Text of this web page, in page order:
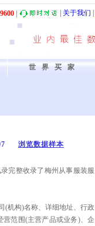
关于我们
9600
世界买家
浏览数据样本
完整收录了梅州从事服装服
(机构)名称、详细地址、行政
营范围(主营产品或业务)、企